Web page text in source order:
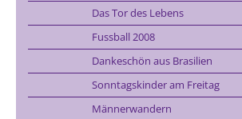
Das Tor des Lebens
Fussball 2008
Dankeschön aus Brasilien
Sonntagskinder am Freitag
Männerwandern